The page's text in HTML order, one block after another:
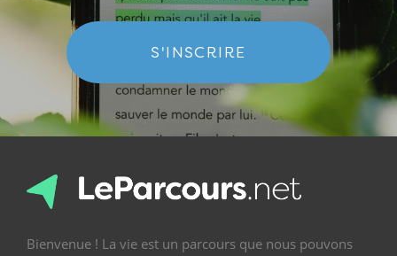
S'INSCRIRE
Bienvenue ! La vie est un parcours que nous pouvons